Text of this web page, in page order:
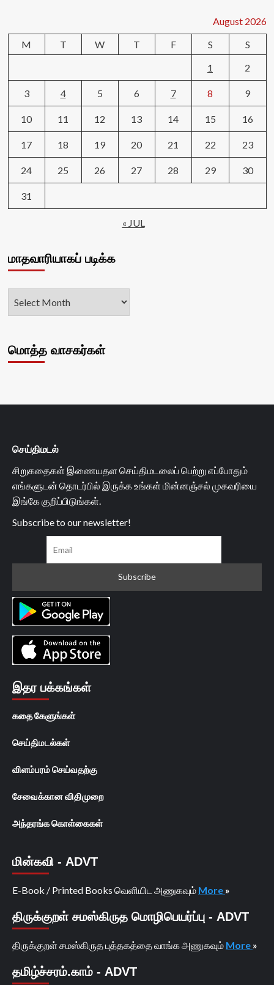
August 2026
M
T W T F S
S
1
2
3 4 5 6 7 8 9
10 11 12 13 14 15 16
17 18 19 20 21 22 23
24 25 26 27 28 29 30
31
« JUL
மாதவாரியாகப் படிக்க
மொத்த வாசகர்கள்
செய்திமடல்
சிறுகதைகள் இணையதள செய்திமடலைப் பெற்று எப்போதும்
எங்களுடன் தொடர்பில் இருக்க உங்கள் மின்னஞ்சல் முகவரியை
இங்கே குறிப்பிடுங்கள்.
Subscribe to our newsletter!
இதர பக்கங்கள்
கதை கேளுங்கள்
செய்திமடல்கள்
விளம்பரம் செய்வதற்கு
சேவைக்கான விதிமுறை
அந்தரங்க கொள்கைகள்
மின்கவி - ADVT
E-Book / Printed Books வெளியிட அணுகவும் More »
திருக்குறள் சமஸ்கிருத மொழிபெயர்ப்பு - ADVT
திருக்குறள் சமஸ்கிருத புத்தகத்தை வாங்க அணுகவும் More »
தமிழ்ச்சரம்.காம் - ADVT